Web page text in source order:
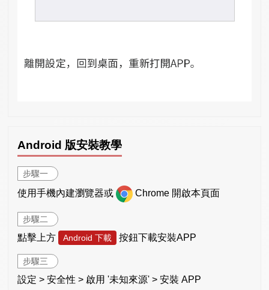
Android 版安裝教學
步驟一
使用手機內建瀏覽器或 Chrome 開啟本頁面
步驟二
點擊上方 Android 下載 按鈕下載安裝APP
步驟三
設定 > 安全性 > 啟用 '未知來源' > 安裝 APP